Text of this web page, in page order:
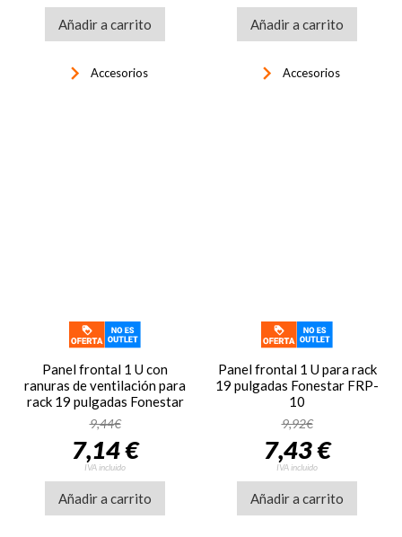
Añadir a carrito
keyboard_arrow_right Accesorios
Añadir a carrito
keyboard_arrow_right Accesorios
Panel frontal 1 U con
ranuras de ventilación para
rack 19 pulgadas Fonestar
FRP-10VEN
9,44€
7,14 €
IVA incluido
Añadir a carrito
Panel frontal 1 U para rack
19 pulgadas Fonestar FRP-
10
9,92€
7,43 €
IVA incluido
Añadir a carrito